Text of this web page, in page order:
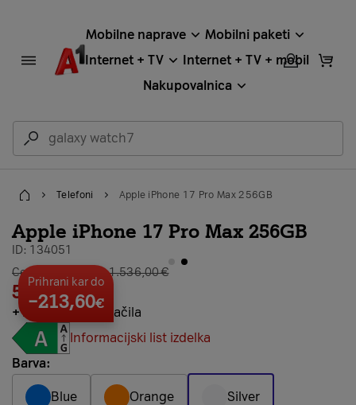
Mobilne naprave
Mobilni paketi
Internet + TV
Internet + TV + mobil
Nakupovalnica
Home
Telefoni Apple iPhone 17 Pro Max 256GB
Apple iPhone 17 Pro Max 256GB
ID: 134051
Prihrani kar do
−213,60€
galerija stran 2
Cena brez vezave: 1.536,00 €
52,20€ ×24
+139,20 € predplačila
Informacijski list izdelka
Barva:
Blue Orange Silver